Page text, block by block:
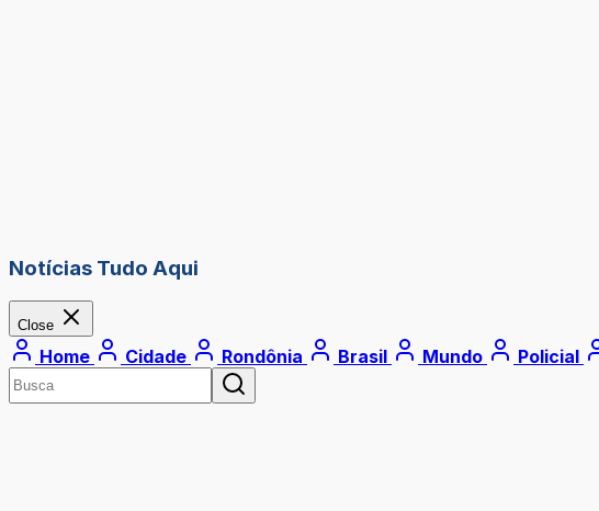
Notícias Tudo Aqui
Close
Home Cidade Rondônia Brasil Mundo Policial